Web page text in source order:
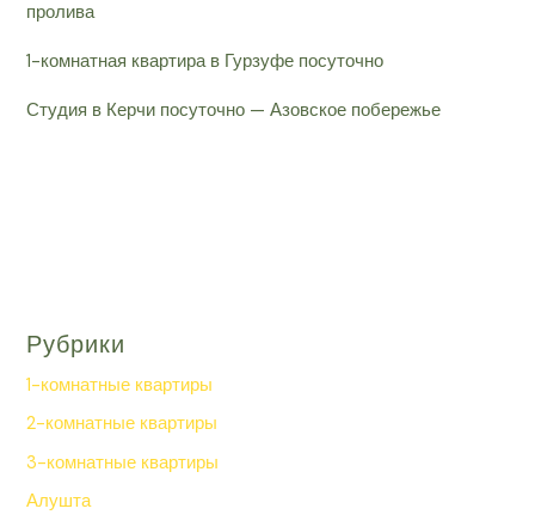
пролива
1-комнатная квартира в Гурзуфе посуточно
Студия в Керчи посуточно — Азовское побережье
Рубрики
1-комнатные квартиры
2-комнатные квартиры
3-комнатные квартиры
Алушта